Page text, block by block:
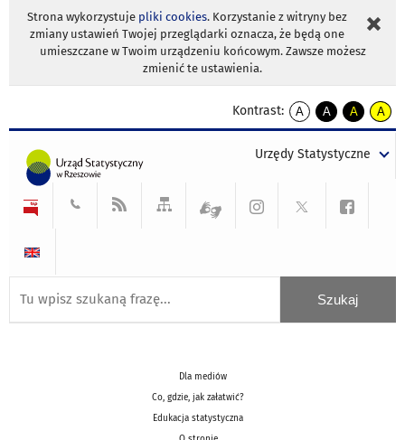
Strona wykorzystuje pliki cookies. Korzystanie z witryny bez
zmiany ustawień Twojej przeglądarki oznacza, że będą one
umieszczane w Twoim urządzeniu końcowym. Zawsze możesz
zmienić te ustawienia.
Kontrast:
A
kontrast
A
kontrast
tekst
czarnym
A
kontrast
tekst
czarnym
A
tekst
żółtym
Urzędy Statystyczne
Dla mediów
Co, gdzie, jak załatwić?
Edukacja statystyczna